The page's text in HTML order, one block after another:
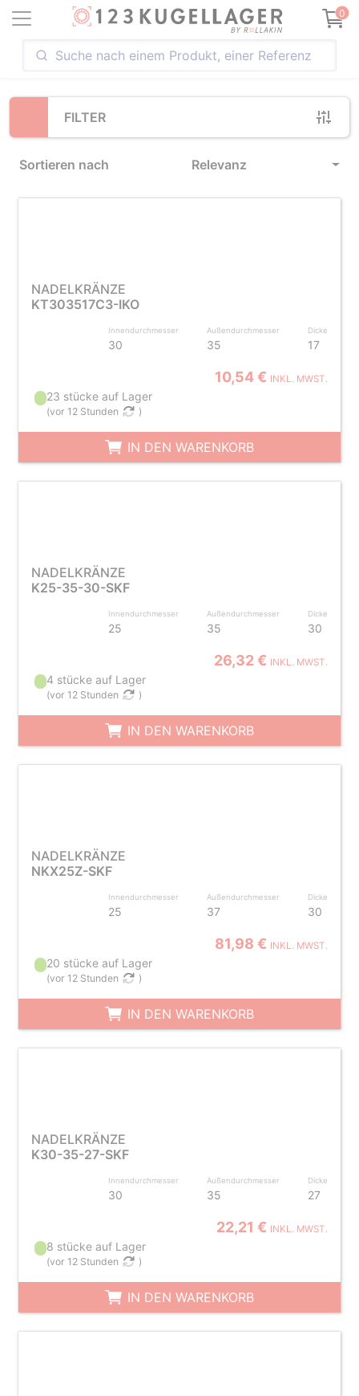
0
FILTER
Sortieren nach Relevanz
Loading...
NADELKRÄNZE
KT303517C3-IKO
Innendurchmesser
30
Außendurchmesser
35
Dicke
17
10,54 € INKL. MWST.
23 stücke auf Lager
(vor 12 Stunden )
IN DEN WARENKORB
NADELKRÄNZE
K25-35-30-SKF
Innendurchmesser
25
Außendurchmesser
35
Dicke
30
26,32 € INKL. MWST.
4 stücke auf Lager
(vor 12 Stunden )
IN DEN WARENKORB
NADELKRÄNZE
NKX25Z-SKF
Innendurchmesser
25
Außendurchmesser
37
Dicke
30
81,98 € INKL. MWST.
20 stücke auf Lager
(vor 12 Stunden )
IN DEN WARENKORB
NADELKRÄNZE
K30-35-27-SKF
Innendurchmesser
30
Außendurchmesser
35
Dicke
27
22,21 € INKL. MWST.
8 stücke auf Lager
(vor 12 Stunden )
IN DEN WARENKORB